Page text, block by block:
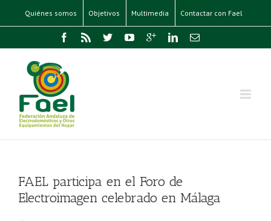
Quiénes somos Objetivos Multimedia Contactar con Fael
FAEL participa en el Foro de
Electroimagen celebrado en Málaga